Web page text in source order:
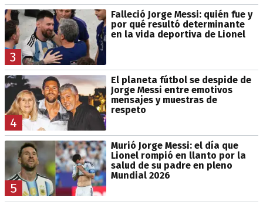
3
Falleció Jorge Messi: quién fue y
por qué resultó determinante
en la vida deportiva de Lionel
4
El planeta fútbol se despide de
Jorge Messi entre emotivos
mensajes y muestras de
respeto
5
Murió Jorge Messi: el día que
Lionel rompió en llanto por la
salud de su padre en pleno
Mundial 2026